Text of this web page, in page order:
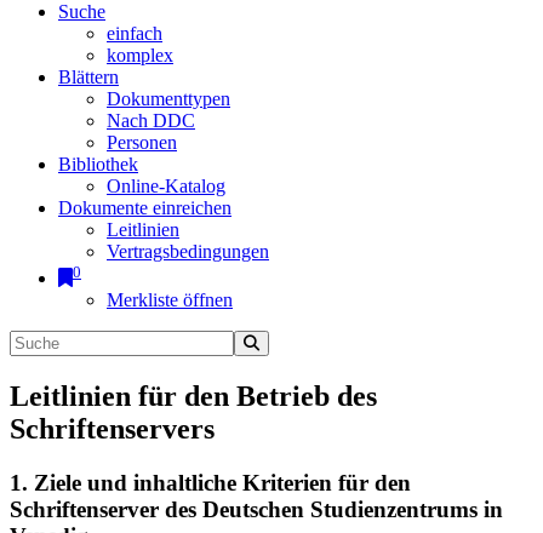
Suche
einfach
komplex
Blättern
Dokumenttypen
Nach DDC
Personen
Bibliothek
Online-Katalog
Dokumente einreichen
Leitlinien
Vertragsbedingungen
0
Merkliste öffnen
Leitlinien für den Betrieb des
Schriftenservers
1. Ziele und inhaltliche Kriterien für den
Schriftenserver des Deutschen Studienzentrums in